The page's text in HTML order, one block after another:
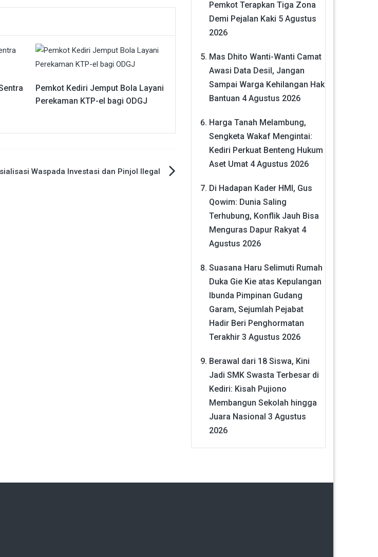
Pemkot Kediri Jemput Bola Layani
Perekaman KTP-el bagi ODGJ
Waspada Investasi dan Pinjol Ilegal
Pemkot Terapkan Tiga Zona
Demi Pejalan Kaki 5 Agustus
2026
Mas Dhito Wanti-Wanti Camat
Awasi Data Desil, Jangan
Sampai Warga Kehilangan Hak
Bantuan 4 Agustus 2026
Harga Tanah Melambung,
Sengketa Wakaf Mengintai:
Kediri Perkuat Benteng Hukum
Aset Umat 4 Agustus 2026
Di Hadapan Kader HMI, Gus
Qowim: Dunia Saling
Terhubung, Konflik Jauh Bisa
Menguras Dapur Rakyat 4
Agustus 2026
Suasana Haru Selimuti Rumah
Duka Gie Kie atas Kepulangan
Ibunda Pimpinan Gudang
Garam, Sejumlah Pejabat
Hadir Beri Penghormatan
Terakhir 3 Agustus 2026
Berawal dari 18 Siswa, Kini
Jadi SMK Swasta Terbesar di
Kediri: Kisah Pujiono
Membangun Sekolah hingga
Juara Nasional 3 Agustus
2026